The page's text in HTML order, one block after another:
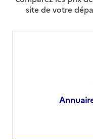
site de votre